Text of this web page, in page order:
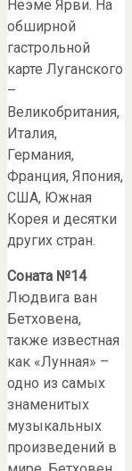
Неэме Ярви. На
обширной
гастрольной
карте Луганского
–
Великобритания,
Италия,
Германия,
Франция, Япония,
США, Южная
Корея и десятки
других стран.
Соната №14
Людвига ван
Бетховена,
также известная
как «Лунная» –
одно из самых
знаменитых
музыкальных
произведений в